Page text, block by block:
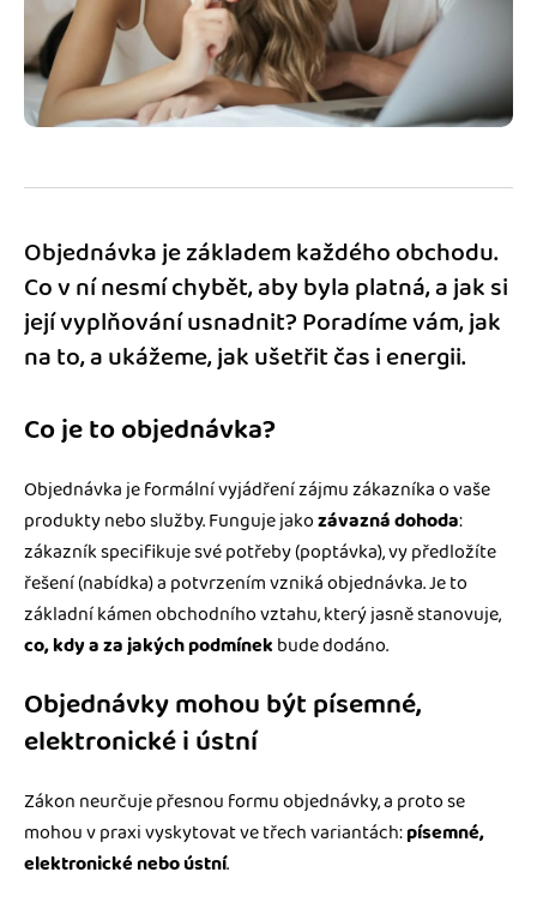
Katalog doplňků
Blog
mini akademie
Objednávka je základem každého obchodu.
Co v ní nesmí chybět, aby byla platná, a jak si
její vyplňování usnadnit? Poradíme vám, jak
na to, a ukážeme, jak ušetřit čas i energii.
Co je to objednávka?
Objednávka je formální vyjádření zájmu zákazníka o vaše
produkty nebo služby. Funguje jakozávazná dohoda:
zákazník specifikuje své potřeby (poptávka), vy předložíte
řešení (nabídka) a potvrzením vzniká objednávka. Je to
základní kámen obchodního vztahu, který jasně stanovuje,
co, kdy a za jakých podmínek bude dodáno.
Objednávky mohou být písemné,
elektronické i ústní
Zákon neurčuje přesnou formu objednávky, a proto se
mohou v praxi vyskytovat ve třech variantách:písemné,
elektronické nebo ústní.